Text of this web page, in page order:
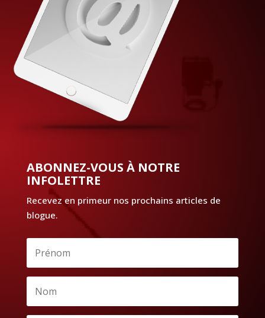
ABONNEZ-VOUS À NOTRE
INFOLETTRE
Recevez en primeur nos prochains articles de
blogue.